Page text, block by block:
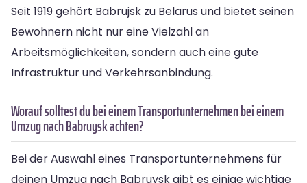
Seit 1919 gehört Babrujsk zu Belarus und bietet seinen
Bewohnern nicht nur eine Vielzahl an
Arbeitsmöglichkeiten, sondern auch eine gute
Infrastruktur und Verkehrsanbindung.
Worauf solltest du bei einem Transportunternehmen bei einem
Umzug nach Babruysk achten?
Bei der Auswahl eines Transportunternehmens für
deinen Umzug nach Babruysk gibt es einige wichtige